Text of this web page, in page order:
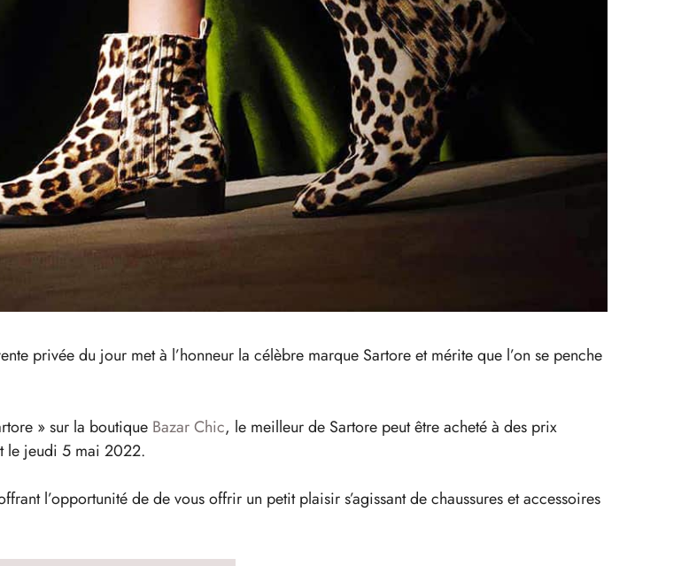
privée du jour met à l’honneur la célèbre marque Sartore et mérite que l’on se penche
» sur la boutique Bazar Chic, le meilleur de Sartore peut être acheté à des prix
le jeudi 5 mai 2022.
l’opportunité de de vous offrir un petit plaisir s’agissant de chaussures et accessoires